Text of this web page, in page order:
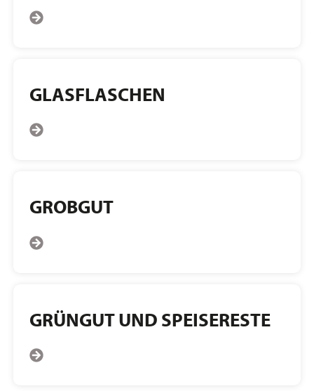
GLASFLASCHEN
GROBGUT
GRÜNGUT UND SPEISERESTE